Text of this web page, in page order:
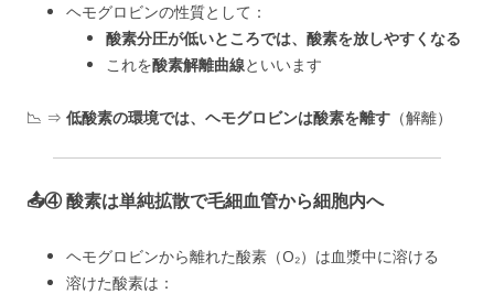
ヘモグロビンの性質として：
酸素分圧が低いところでは、酸素を放しやすくなる
これを酸素解離曲線といいます
📉 ⇒ 低酸素の環境では、ヘモグロビンは酸素を離す （解離）
📤④酸素は単純拡散で毛細血管から細胞内へ
ヘモグロビンから離れた酸素（O₂）は血漿中に溶ける
溶けた酸素は：